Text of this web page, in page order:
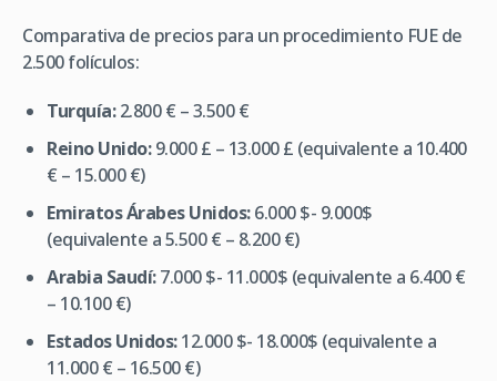
Comparativa de precios para un procedimiento FUE de
2.500 folículos:
Turquía:2.800 € – 3.500 €
Reino Unido:9.000 £ – 13.000 £ (equivalente a 10.400
€ – 15.000 €)
Emiratos Árabes Unidos:6.000 $- 9.000$
(equivalente a 5.500 € – 8.200 €)
Arabia Saudí:7.000 $- 11.000$ (equivalente a 6.400 €
– 10.100 €)
Estados Unidos:12.000 $- 18.000$ (equivalente a
11.000 € – 16.500 €)